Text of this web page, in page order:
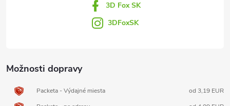
Možnosti dopravy
Packeta - Výdajné miesta
od 3,19 EUR
3D Fox SK
3DFoxSK